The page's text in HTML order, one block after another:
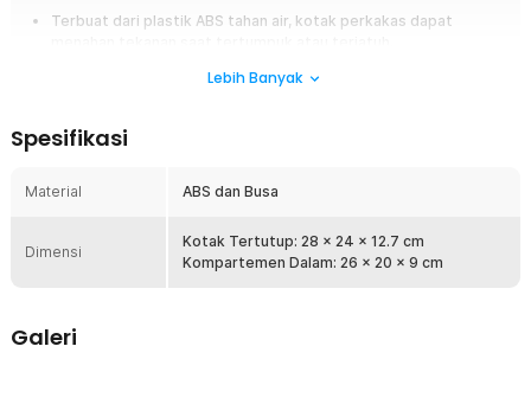
Terbuat dari plastik ABS tahan air, kotak perkakas dapat
Kotak perkakas TaffGUARD: luas, anti jebol, dan tahan air. Dilengkapi
mana saja.
Fitur
Pekerjaan instalasi elektronik, pertukangan, hingga fotografi
membutuhkan banyak peralatan. Dengan kotak perkakas
Kompartemen Anti Jebol
Lebih Banyak
Spesifikasi
Material ABS dan Busa
Dimensi
Kotak Tertutup: 28 x 24 x 12.7 cm
Kompartemen Dalam: 26 x 20 x 9 cm
Galeri